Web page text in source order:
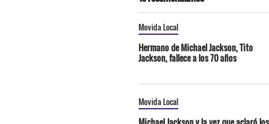
Movida Local
Hermano de Michael Jackson, Tito
Jackson, fallece a los 70 años
Movida Local